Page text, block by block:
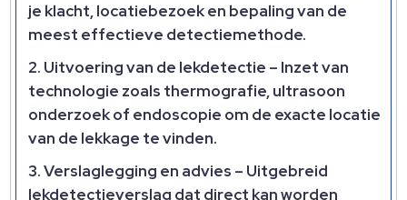
je klacht, locatiebezoek en bepaling van de
meest effectieve detectiemethode.
Uitvoering van de lekdetectie – Inzet van
technologie zoals thermografie, ultrasoon
onderzoek of endoscopie om de exacte locatie
van de lekkage te vinden.
Verslaglegging en advies – Uitgebreid
lekdetectieverslag dat direct kan worden